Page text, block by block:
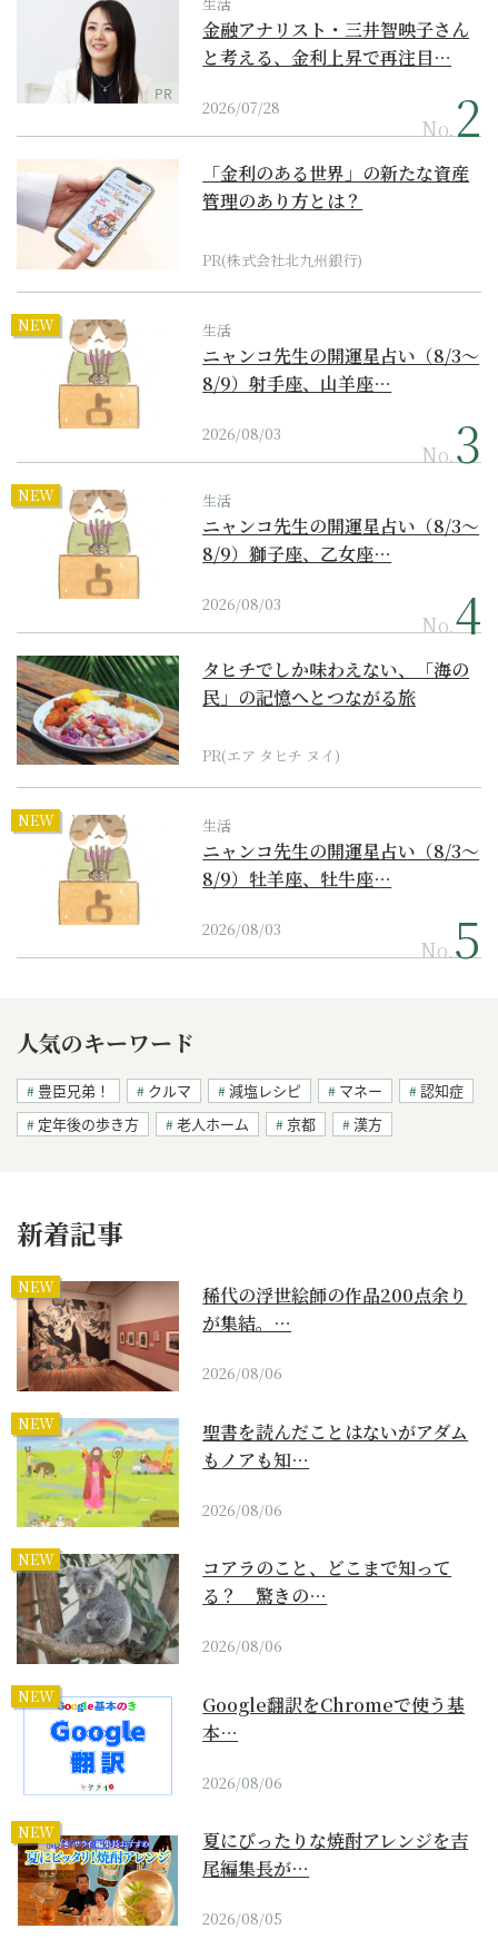
PR
金融アナリスト・三井智映子さん
と考える、金利上昇で再注目…
2026/07/28
No.
「金利のある世界」の新たな資産
管理のあり方とは？
PR(株式会社北九州銀行)
NEW 生活
ニャンコ先生の開運星占い（8/3～
8/9）射手座、山羊座…
2026/08/03
No.
NEW 生活
ニャンコ先生の開運星占い（8/3～
8/9）獅子座、乙女座…
2026/08/03
No.
タヒチでしか味わえない、「海の
民」の記憶へとつながる旅
PR(エア タヒチ ヌイ)
NEW 生活
ニャンコ先生の開運星占い（8/3～
8/9）牡羊座、牡牛座…
2026/08/03
No.
人気のキーワード
豊臣兄弟！ クルマ 減塩レシピ マネー
認知症
定年後の歩き方
老人ホーム 京都 漢方
新着記事
NEW
稀代の浮世絵師の作品200点余り
が集結。…
2026/08/06
NEW
聖書を読んだことはないがアダム
もノアも知…
2026/08/06
NEW
コアラのこと、どこまで知って
る？ 驚きの…
2026/08/06
NEW
Google翻訳をChromeで使う基
本…
2026/08/06
NEW
夏にぴったりな焼酎アレンジを吉
尾編集長が…
2026/08/05